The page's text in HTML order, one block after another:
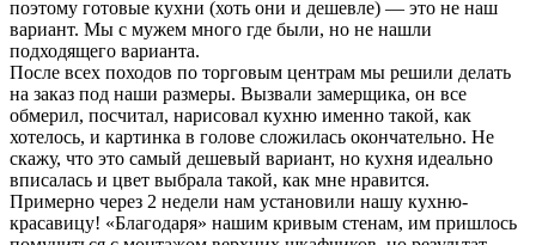
поэтому готовые кухни (хоть они и дешевле) — это не наш
вариант. Мы с мужем много где были, но не нашли
подходящего варианта.
После всех походов по торговым центрам мы решили делать
на заказ под наши размеры. Вызвали замерщика, он все
обмерил, посчитал, нарисовал кухню именно такой, как
хотелось, и картинка в голове сложилась окончательно. Не
скажу, что это самый дешевый вариант, но кухня идеально
вписалась и цвет выбрала такой, как мне нравится.
Примерно через 2 недели нам установили нашу кухню-
красавицу! «Благодаря» нашим кривым стенам, им пришлось